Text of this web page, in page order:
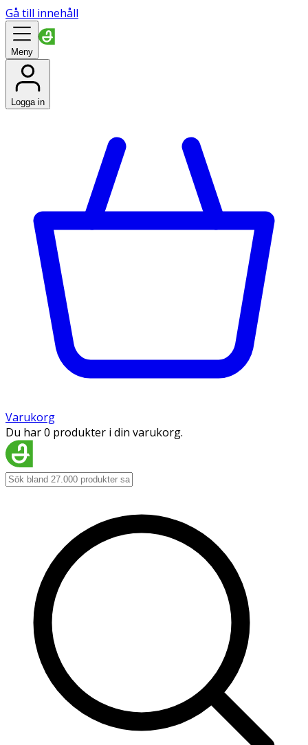
Gå till innehåll
Meny
Logga in
Varukorg
Du har 0 produkter i din varukorg.